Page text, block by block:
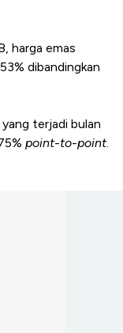
harga emas
dibandingkan
terjadi bulan
point-to-point.